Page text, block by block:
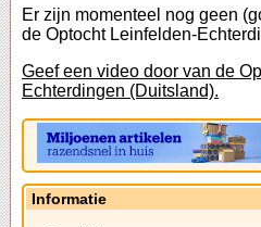
Er zijn momenteel nog geen
de Optocht Leinfelden-
Geef een video door van de
Echterdingen (Duitsland).
Informatie